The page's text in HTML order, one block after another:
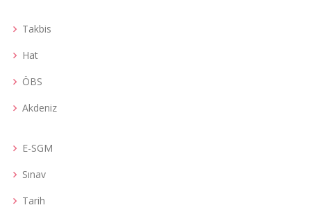
Takbis
Hat
ÖBS
Akdeniz
E-SGM
Sınav
Tarih